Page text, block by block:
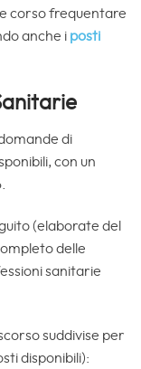
corso frequentare
anche i posti
di
con un
(elaborate del
delle
sanitarie
suddivise per
disponibili):